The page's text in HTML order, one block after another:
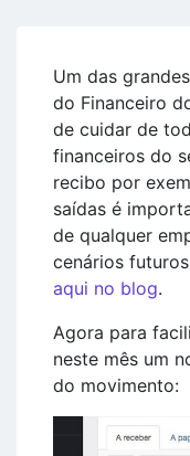
Um das
do Financeiro
de cuidar de
financeiros do
recibo por
saídas é
de qualquer
cenários
aqui no blog.
Agora para
neste mês um
do movimento: